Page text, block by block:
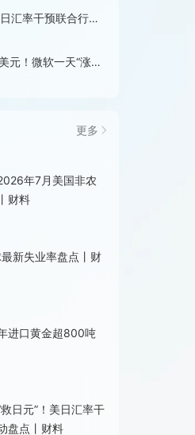
万亿资金“救日元”！美日汇率干预联合行动盘点丨财料
市值单日增长4500亿美元！微软一天“涨”出一个英特尔丨财料
更多
年7月美国非农
财料
新失业率盘点丨财
进口黄金超800吨
日元”！美日汇率干
盘点丨财料